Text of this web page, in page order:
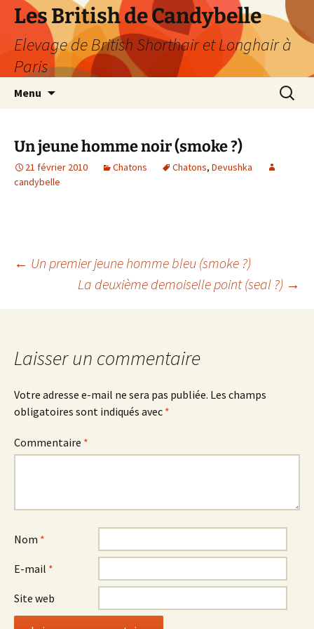
Les British de Candybelle
Elevage de British Shorthair et Longhair à
Paris
Menu
Un jeune homme noir (smoke ?)
21 février 2010 Chatons Chatons, Devushka
candybelle
Navigation
des
articles
← Un premier jeune homme bleu (smoke ?)
La deuxième demoiselle point (seal ?) →
Laisser un commentaire
Votre adresse e-mail ne sera pas publiée. Les champs
obligatoires sont indiqués avec *
Commentaire *
Nom *
E-mail *
Site web